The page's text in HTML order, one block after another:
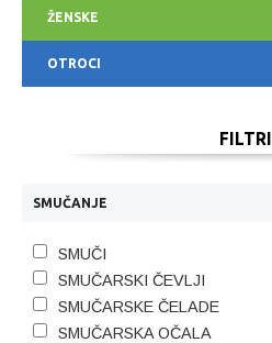
ŽENSKE
OTROCI
FILTRI
SMUČANJE
SMUČI
SMUČARSKI ČEVLJI
SMUČARSKE ČELADE
SMUČARSKA OČALA